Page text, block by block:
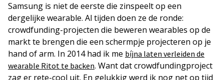
Samsung is niet de eerste die zinspeelt op een
dergelijke wearable. Al tijden doen ze de ronde:
crowdfunding-projecten die beweren wearables op de
markt te brengen die een schermpje projecteren op je
hand of arm. In 2014 had ik me bíjna laten verleiden de
wearable Ritot te backen. Want dat crowdfundingproject
zag er rete-cool uit. En gelukkig werd ik nog net op tijd